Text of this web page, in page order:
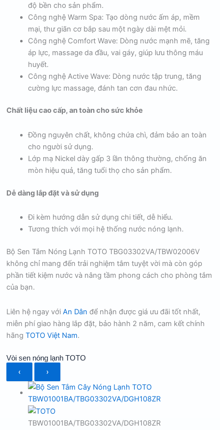
độ bền cho sản phẩm.
Công nghệ Warm Spa: Tạo dòng nước ấm áp, mềm
mại, thư giãn cơ bắp sau một ngày dài mệt mỏi.
Công nghệ Comfort Wave: Dòng nước mạnh mẽ, tăng
áp lực, massage da đầu, vai gáy, giúp lưu thông máu
huyết.
Công nghệ Active Wave: Dòng nước tập trung, tăng
cường lực massage, đánh tan cơn đau nhức.
Chất liệu cao cấp, an toàn cho sức khỏe
Đồng nguyên chất, không chứa chì, đảm bảo an toàn
cho người sử dụng.
Lớp mạ Nickel dày gấp 3 lần thông thường, chống ăn
mòn hiệu quả, tăng tuổi thọ cho sản phẩm.
Dễ dàng lắp đặt và sử dụng
Đi kèm hướng dẫn sử dụng chi tiết, dễ hiểu.
Tương thích với mọi hệ thống nước nóng lạnh.
Bộ Sen Tắm Nóng Lạnh TOTO TBG03302VA/TBW02006V
không chỉ mang đến trải nghiệm tắm tuyệt vời mà còn góp
phần tiết kiệm nước và nâng tầm phong cách cho phòng tắm
của bạn.
Liên hệ ngay vớiAn Dân để nhận được giá ưu đãi tốt nhất,
miễn phí giao hàng lắp đặt, bảo hành 2 năm, cam kết chính
hãngTOTO Việt Nam.
Vòi sen nóng lạnh TOTO
‹ ›
TBW01001BA/TBG03302VA/DGH108ZR